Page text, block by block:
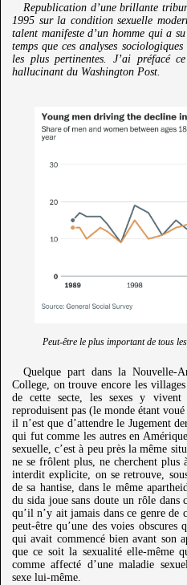
Republication d’une brillante
1995 sur la condition sexuelle
talent manifeste d’un homme qui a
temps que ces analyses
les plus pertinentes. J’ai préfacé
hallucinant du Washington Post.
Peut-être le plus important de tous
Quelque part dans la Nouvelle-
College, on trouve encore les
de cette secte, les sexes y vivent
reproduisent pas (le monde étant
il n’est que d’attendre le Jugement
qui fut comme les autres en
sexuelle, c’est à peu près la même
ne se frôlent plus, ne cherchent plus
interdit explicite, on se retrouve,
de sa hantise, dans le même
du sida joue sans doute un rôle
qu’il n’y ait jamais dans ce genre de
peut-être qu’une des voies obscures
qui avait commencé bien avant son
que ce soit la sexualité elle-même
comme affecté d’une maladie
sexe lui-même.